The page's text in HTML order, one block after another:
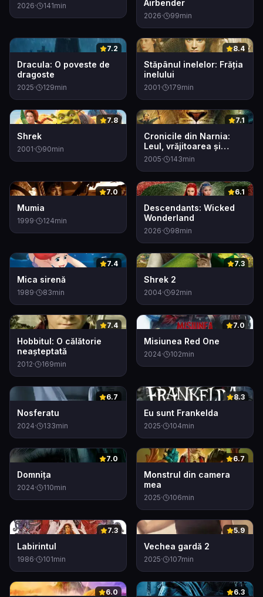
2026· 141min
Airbender
2026· 99min
0 7.2
Dracula: O poveste de
dragoste
2025· 129min
0 8.4
Stăpânul inelelor: Frăția
inelului
2001· 179min
0 7.8
Shrek
2001· 90min
0 7.1
Cronicile din Narnia:
Leul, vrăjitoarea și
dulapul
2005· 143min
0 7.0
Mumia
1999· 124min
0 6.1
Descendants: Wicked
Wonderland
2026· 98min
0 7.4
Mica sirenă
1989· 83min
0 7.3
Shrek 2
2004· 92min
0 7.4
Hobbitul: O călătorie
neașteptată
2012· 169min
0 7.0
Misiunea Red One
2024· 102min
0 6.7
Nosferatu
2024· 133min
0 8.3
Eu sunt Frankelda
2025· 104min
0 7.0
Domnița
2024· 110min
0 6.7
Monstrul din camera
mea
2025· 106min
0 7.3
Labirintul
1986· 101min
0 5.9
Vechea gardă 2
2025· 107min
0 6.0 0 6.3